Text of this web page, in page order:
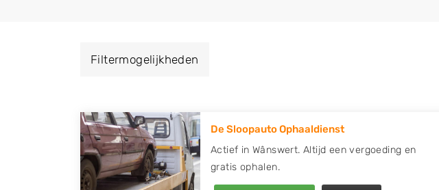
of deze liever laten ophalen op een locatie naar keuze? Kies dan voor
Zoekt u liever naar een sloperij in een andere plaats of regio? U vindt
hier alle bedrijven inFriesland . U kunt ookzoekennaar een sloop met
behulp van uw postcode.
Filtermogelijkheden
De Sloopauto Ophaaldienst
Actief in Wânswert. Altijd een vergoeding en
gratis ophalen.